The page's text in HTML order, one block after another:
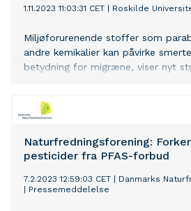
1.11.2023 11:03:31 CET Roskilde
Miljøforurenende stoffer som
andre kemikalier kan påvirke
betydning for migræne, viser nyt
Naturfredningsforening:
pesticider fra PFAS-forbud
7.2.2023 12:59:03 CET
Danmarks
Pressemeddelelse